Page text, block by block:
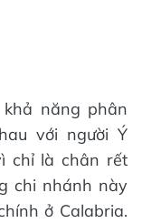
năng phân
với người Ý
chỉ là chân rết
chi nhánh này
ở Calabria.